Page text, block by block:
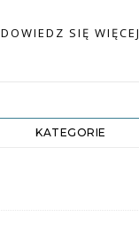
DOWIEDZ SIĘ WIĘCEJ
KATEGORIE